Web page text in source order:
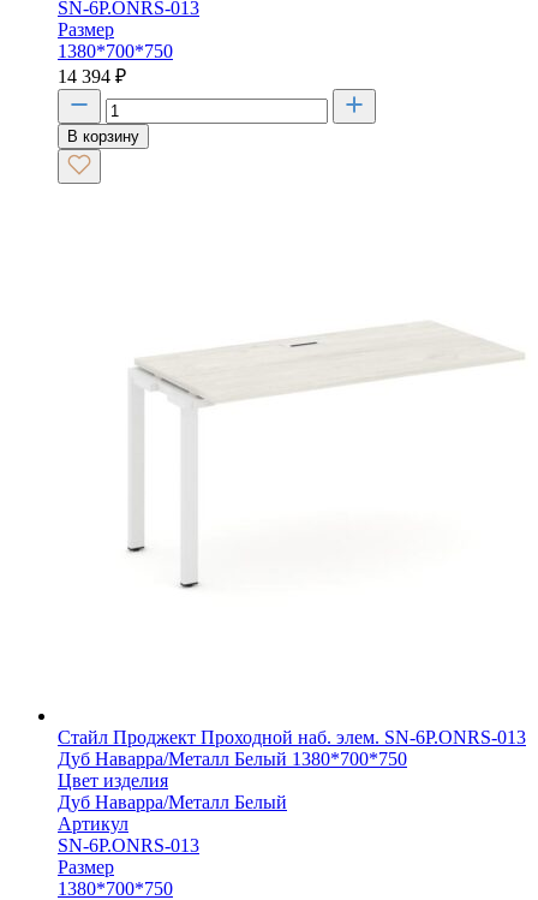
SN-6P.ONRS-013
Размер
1380*700*750
14 394 ₽
В корзину
Стайл Проджект Проходной наб. элем. SN-6P.ONRS-013
Дуб Наварра/Металл Белый 1380*700*750
Цвет изделия
Дуб Наварра/Металл Белый
Артикул
SN-6P.ONRS-013
Размер
1380*700*750